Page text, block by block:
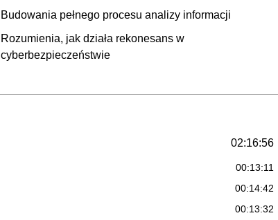
Budowania pełnego procesu analizy informacji
Rozumienia, jak działa rekonesans w
cyberbezpieczeństwie
02:16:56
00:13:11
00:14:42
00:13:32